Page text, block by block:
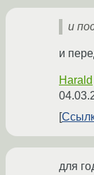
и
и
Harald
для